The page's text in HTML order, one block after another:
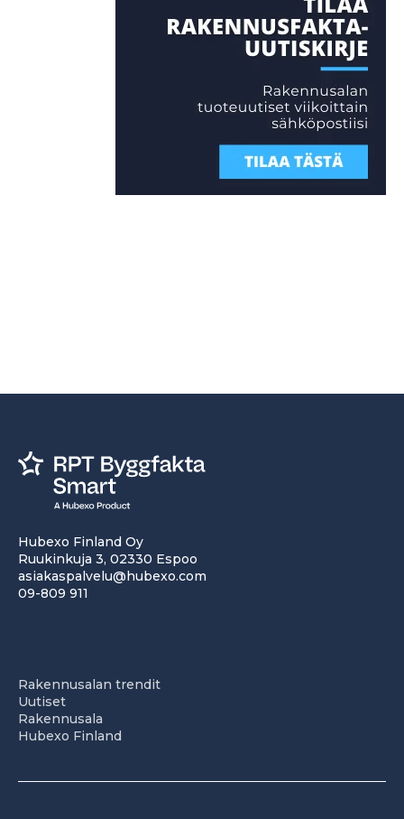
Hubexo Finland Oy
Ruukinkuja 3, 02330 Espoo
asiakaspalvelu@hubexo.com
09-809 911
Rakennusalan trendit
Uutiset
Rakennusala
Hubexo Finland